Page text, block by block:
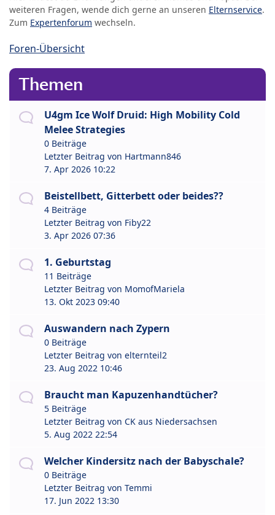
weiteren Fragen, wende dich gerne an unseren Elternservice.
Zum Expertenforum wechseln.
Foren-Übersicht
Themen
U4gm Ice Wolf Druid: High Mobility Cold
Melee Strategies
0 Beiträge
Letzter Beitrag von Hartmann846
7. Apr 2026 10:22
Beistellbett, Gitterbett oder beides??
4 Beiträge
Letzter Beitrag von Fiby22
3. Apr 2026 07:36
1. Geburtstag
11 Beiträge
Letzter Beitrag von MomofMariela
13. Okt 2023 09:40
Auswandern nach Zypern
0 Beiträge
Letzter Beitrag von elternteil2
23. Aug 2022 10:46
Braucht man Kapuzenhandtücher?
5 Beiträge
Letzter Beitrag von CK aus Niedersachsen
5. Aug 2022 22:54
Welcher Kindersitz nach der Babyschale?
0 Beiträge
Letzter Beitrag von Temmi
17. Jun 2022 13:30